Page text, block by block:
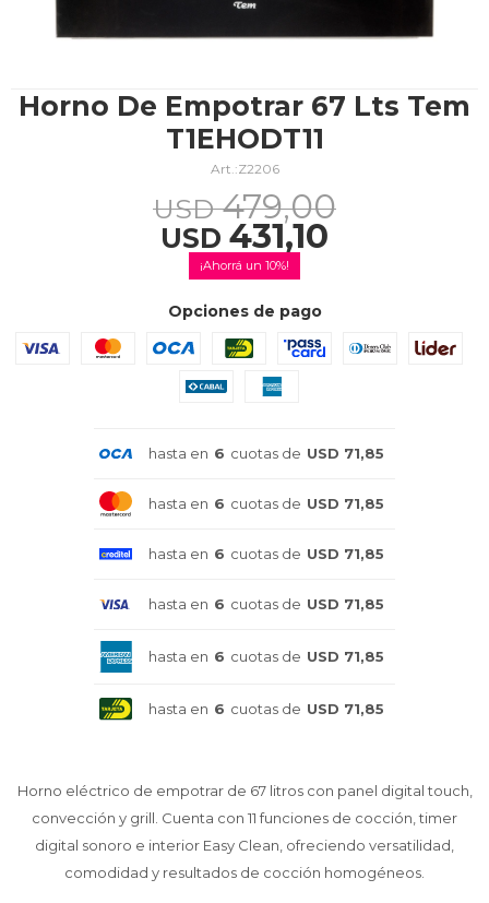
Horno De Empotrar 67 Lts Tem
T1EHODT11
Z2206
USD 431,10
USD 479,00
10
Opciones de pago
hasta en 6 cuotas de USD 71,85
hasta en 6 cuotas de USD 71,85
hasta en 6 cuotas de USD 71,85
hasta en 6 cuotas de USD 71,85
hasta en 6 cuotas de USD 71,85
hasta en 6 cuotas de USD 71,85
Horno eléctrico de empotrar de 67 litros con panel digital touch,
convección y grill. Cuenta con 11 funciones de cocción, timer
digital sonoro e interior Easy Clean, ofreciendo versatilidad,
comodidad y resultados de cocción homogéneos.
Cuidado personal
Celulares